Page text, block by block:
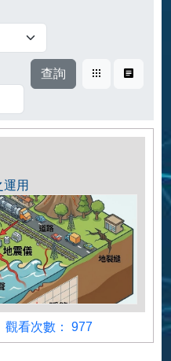
查詢 卡片式表格式
用
觀看人數
觀看次數： 977